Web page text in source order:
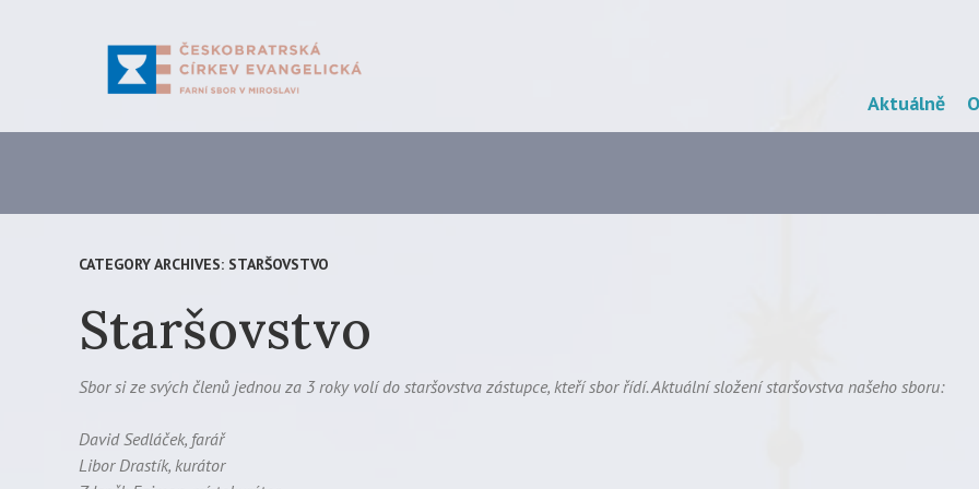
Menu
Skip
to
Aktuálně
CATEGORY ARCHIVES: STARŠOVSTVO
Staršovstvo
Sbor si ze svých členů jednou za 3 roky volí do staršovstva zástupce, kteří sbor řídí. Aktuální složení staršovstva našeho sboru:
David Sedláček, farář
Libor Drastík, kurátor